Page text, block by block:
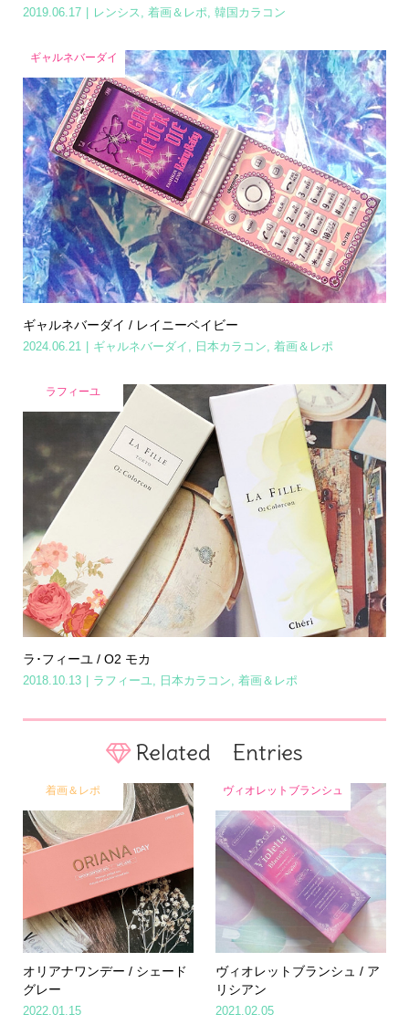
2019.06.17 レンシス, 着画＆レポ, 韓国カラコン
ギャルネバーダイ
ギャルネバーダイ / レイニーベイビー
2024.06.21 ギャルネバーダイ 日本カラコン 着画＆レポ
ラフィーユ
ラ･フィーユ / O2 モカ
2018.10.13 ラフィーユ 日本カラコン 着画＆レポ
Related Entries
着画＆レポ
オリアナワンデー / シェード
グレー
2022.01.15
ヴィオレットブランシュ
ヴィオレットブランシュ / ア
リシアン
2021.02.05
Home Search